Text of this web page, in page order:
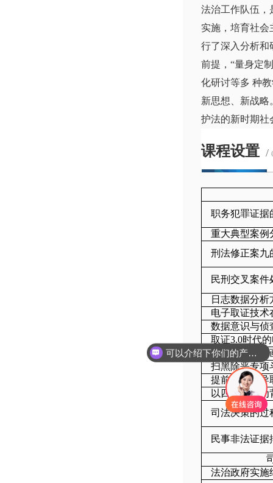
法治工作队伍，
实施，培育社
行了深入分析和
前提，“量身定
化研讨等多 种
新思想、新战
护法的新时期社
课程设置 /
职务犯罪证据
重大典型案例
刑法修正案九
民刑交叉案件
日志数据分析
电子取证技术
数据意识与侦
取证3.0时代
监察大数据的
扫黑除恶专项
提前介入引导
以四中全会
司法决策的过
民事非法证据
法治政府实施
可以介绍下你们的产品么